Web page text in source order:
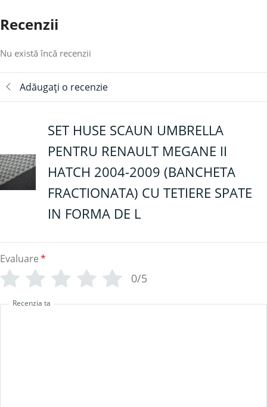
Recenzii
Nu există încă recenzii
Adăugați o recenzie
SET HUSE SCAUN UMBRELLA
PENTRU RENAULT MEGANE II
HATCH 2004-2009 (BANCHETA
FRACTIONATA) CU TETIERE SPATE
IN FORMA DE L
Evaluare*
0/5
Recenzia ta